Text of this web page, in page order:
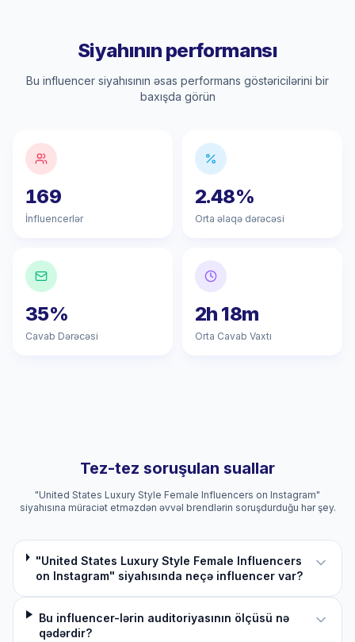
Siyahının performansı
Bu influencer siyahısının əsas performans göstəricilərini bir
baxışda görün
169
İnfluencerlər
2.48%
Orta əlaqə dərəcəsi
35%
Cavab Dərəcəsi
2h 18m
Orta Cavab Vaxtı
Tez-tez soruşulan suallar
"United States Luxury Style Female Influencers on Instagram"
siyahısına müraciət etməzdən əvvəl brendlərin soruşdurduğu hər şey.
"United States Luxury Style Female Influencers
on Instagram" siyahısında neçə influencer var?
Bu influencer-lərin auditoriyasının ölçüsü nə
qədərdir?